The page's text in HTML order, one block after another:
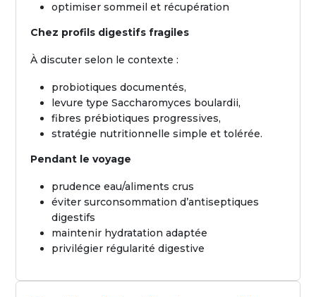
optimiser sommeil et récupération
Chez profils digestifs fragiles
À discuter selon le contexte :
probiotiques documentés,
levure typeSaccharomyces boulardii,
fibres prébiotiques progressives,
stratégie nutritionnelle simple et tolérée.
Pendant le voyage
prudence eau/aliments crus
éviter surconsommation d’antiseptiques
digestifs
maintenir hydratation adaptée
privilégier régularité digestive